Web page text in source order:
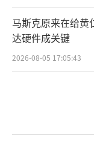
马斯克原来在给
达硬件成关键
2026-08-05 17:05:43